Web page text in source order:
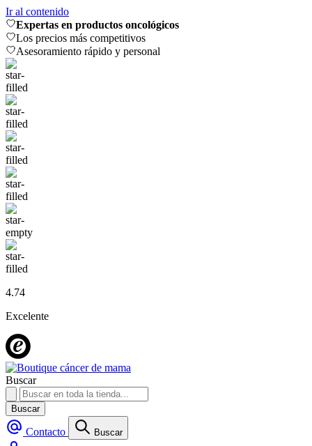
Ir al contenido
Expertas en productos oncológicos
Los precios más competitivos
Asesoramiento rápido y personal
4.74
Excelente
Buscar
Buscar
Contacto Buscar